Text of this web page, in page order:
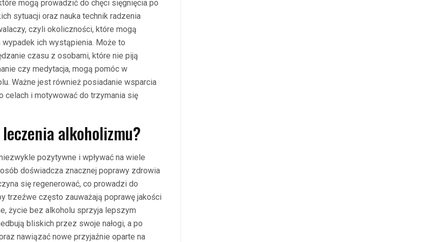
mogą prowadzić do chęci sięgnięcia po
sytuacji oraz nauka technik radzenia
czyli okoliczności, które mogą
wypadek ich wystąpienia. Może to
czasu z osobami, które nie piją
czy medytacja, mogą pomóc w
Ważne jest również posiadanie wsparcia
celach i motywować do trzymania się
alkoholizmu?
pozytywne i wpływać na wiele
doświadcza znacznej poprawy zdrowia
się regenerować, co prowadzi do
trzeźwe często zauważają poprawę jakości
życie bez alkoholu sprzyja lepszym
bliskich przez swoje nałogi, a po
nawiązać nowe przyjaźnie oparte na